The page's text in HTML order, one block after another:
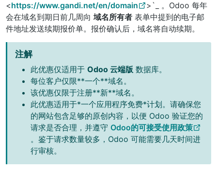
<https://www.gandi.net/en/domain
>`_ 。Odoo 每年
会在域名到期日前几周向 域名所有者 表单中提到的电子邮
件地址发送续期报价单。报价确认后，域名将自动续期。
注解
此优惠仅适用于 Odoo 云端版 数据库。
每位客户仅限**一个**域名。
该优惠仅限于注册**新**域名。
此优惠适用于*一个应用程序免费*计划。请确保您
的网站包含足够的原创内容，以便 Odoo 验证您的
请求是否合理，并遵守 Odoo的可接受使用政策
。鉴于请求数量较多，Odoo 可能需要几天时间进
行审核。